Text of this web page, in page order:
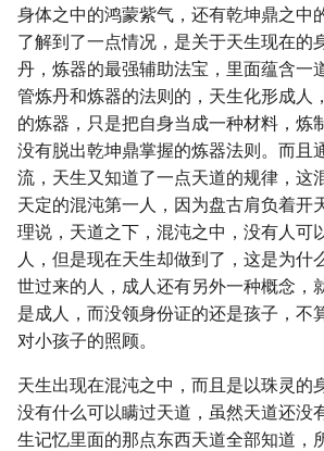
身体之中的鸿蒙紫气，还有乾坤鼎之中
了解到了一点情况，是关于天生现在的
丹，炼器的最强辅助法宝，里面蕴含一
管炼丹和炼器的法则的，天生化形成人
的炼器，只是把自身当成一种材料，炼
没有脱出乾坤鼎掌握的炼器法则。而且
流，天生又知道了一点天道的规律，这
天定的混沌第一人，因为盘古肩负着开
理说，天道之下，混沌之中，没有人可
人，但是现在天生却做到了，这是为什
世过来的人，成人还有另外一种概念，
是成人，而没领身份证的还是孩子，不
对小孩子的照顾。
天生出现在混沌之中，而且是以珠灵的
没有什么可以瞒过天道，虽然天道还没
生记忆里面的那点东西天道全部知道，